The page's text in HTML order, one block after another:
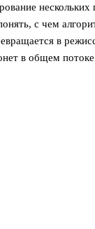
с чем
в
в общем